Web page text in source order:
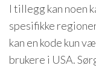
I tillegg kan noen
spesifikke
kan en kode kun
brukere i USA.